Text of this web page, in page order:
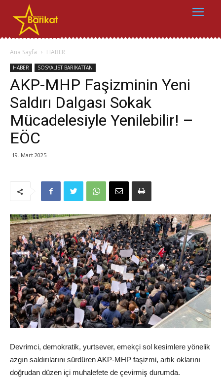
Ana Sayfa HABER
HABER SOSYALİST BARİKATTAN
AKP-MHP Faşizminin Yeni
Saldırı Dalgası Sokak
Mücadelesiyle Yenilebilir! –
EÖC
19. Mart 2025
Devrimci, demokratik, yurtsever, emekçi sol kesimlere yönelik
azgın saldırılarını sürdüren AKP-MHP faşizmi, artık oklarını
doğrudan düzen içi muhalefete de çevirmiş durumda.